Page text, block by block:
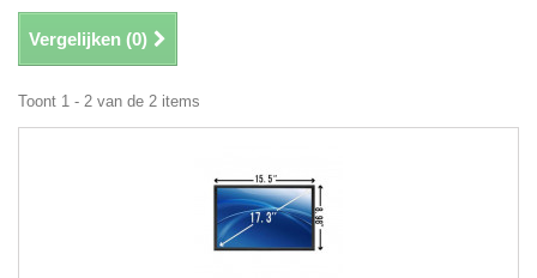
Vergelijken (0)
Toont 1 - 2 van de 2 items